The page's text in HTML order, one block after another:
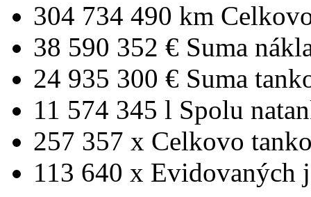
304 734 490 km
38 590 352 € Suma
24 935 300 € Suma
11 574 345 l Spolu
257 357 x Celkovo
113 640 x Evidovaných